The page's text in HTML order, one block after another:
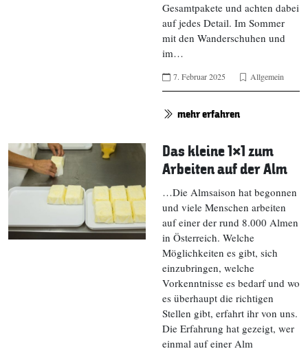
Gesamtpakete und achten dabei
auf jedes Detail. Im Sommer
mit den Wanderschuhen und
im…
7. Februar 2025 Allgemein
mehr erfahren
Das kleine 1×1 zum
Arbeiten auf der Alm
…Die Almsaison hat begonnen
und viele Menschen arbeiten
auf einer der rund 8.000 Almen
in Österreich. Welche
Möglichkeiten es gibt, sich
einzubringen, welche
Vorkenntnisse es bedarf und wo
es überhaupt die richtigen
Stellen gibt, erfahrt ihr von uns.
Die Erfahrung hat gezeigt, wer
einmal auf einer Alm